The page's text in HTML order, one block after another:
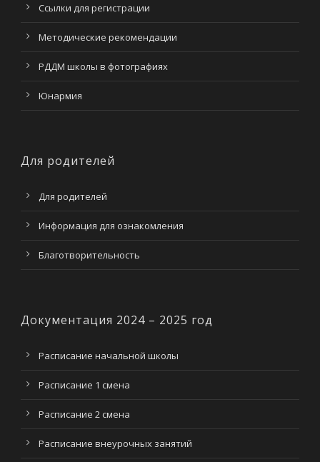
Ссылки для регистрации
Методические рекомендации
РДДМ школы в фотографиях
Юнармия
Для родителей
Для родителей
Информация для ознакомления
Благотворительность
Документация 2024 – 2025 год
Расписание начальной школы
Расписание 1 смена
Расписание 2 смена
Расписание внеурочных занятий